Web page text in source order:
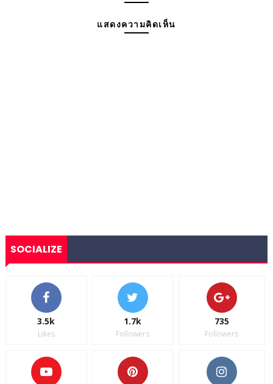
แสดงความคิดเห็น
SOCIALIZE
3.5k
Likes
1.7k
Followers
735
Followers